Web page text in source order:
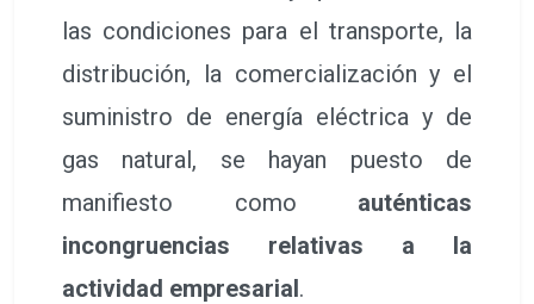
las condiciones para el transporte, la
distribución, la comercialización y el
suministro de energía eléctrica y de
gas natural, se hayan puesto de
manifiesto como auténticas
incongruencias relativas a la
actividad empresarial.